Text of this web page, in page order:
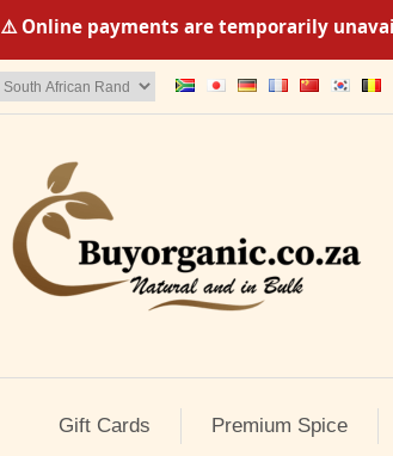
⚠️ Online payments are temporarily
Gift Cards Premium Spice